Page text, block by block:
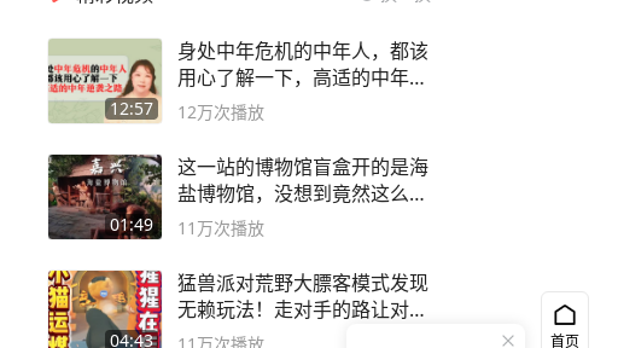
12:57
身处中年危机的中年人，都该
用心了解一下，高适的中年逆
袭之路
12万次播放
01:49
这一站的博物馆盲盒开的是海
盐博物馆，没想到竟然这么好
逛！
11万次播放
04:43
猛兽派对荒野大膘客模式发现
无赖玩法！走对手的路让对手
无路可走
首页